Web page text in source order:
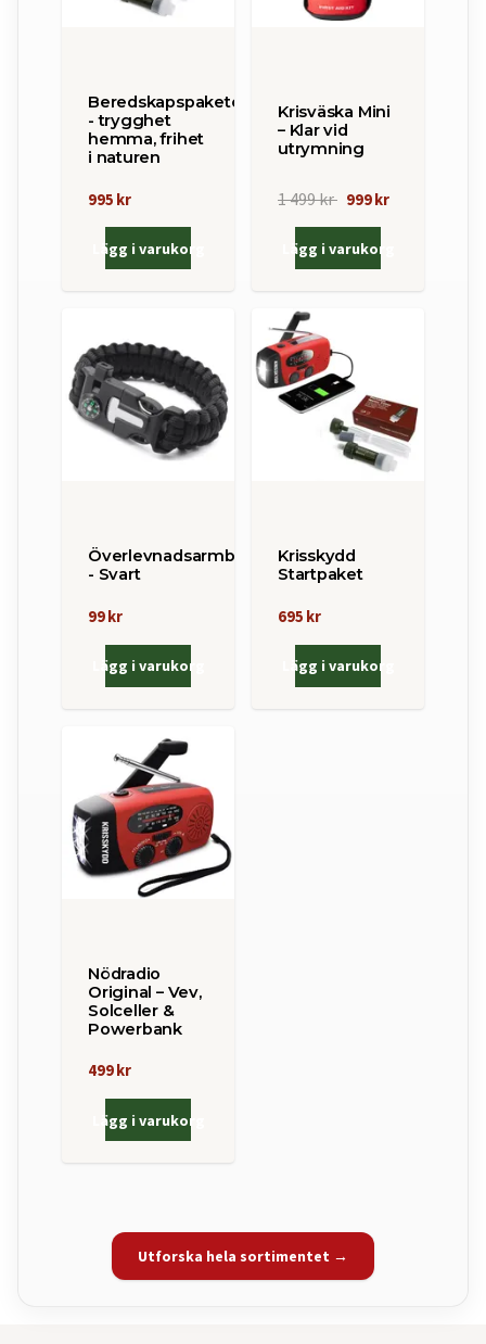
Beredskapspaketet
- trygghet
hemma, frihet
i naturen
995 kr
Lägg i varukorg
Krisväska Mini
– Klar vid
utrymning
1 499 kr 999 kr
Lägg i varukorg
Överlevnadsarmband
- Svart
99 kr
Lägg i varukorg
Krisskydd
Startpaket
695 kr
Lägg i varukorg
Nödradio
Original – Vev,
Solceller &
Powerbank
499 kr
Lägg i varukorg
Utforska hela sortimentet →